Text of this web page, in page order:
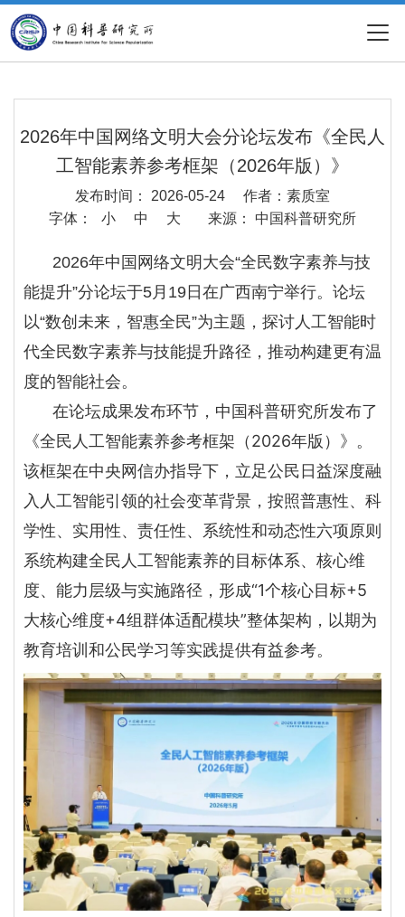
2026年中国网络文明大会分论坛发布《全民人
工智能素养参考框架（2026年版）》
发布时间： 2026-05-24
作者：素质室
字体：
小 中 大 来源： 中国科普研究所
2026年中国网络文明大会“全民数字素养与技
能提升”分论坛于5月19日在广西南宁举行。论坛
以“数创未来，智惠全民”为主题，探讨人工智能时
代全民数字素养与技能提升路径，推动构建更有温
度的智能社会。
在论坛成果发布环节，中国科普研究所发布了
《全民人工智能素养参考框架（2026年版）》。
该框架在中央网信办指导下，立足公民日益深度融
入人工智能引领的社会变革背景，按照普惠性、科
学性、实用性、责任性、系统性和动态性六项原则
系统构建全民人工智能素养的目标体系、核心维
度、能力层级与实施路径，形成“1个核心目标+5
大核心维度+4组群体适配模块”整体架构，以期为
教育培训和公民学习等实践提供有益参考。